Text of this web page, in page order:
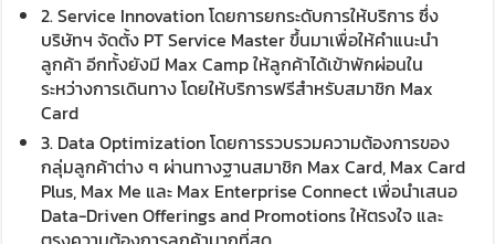
2. Service Innovation โดยการยกระดับการให้บริการ ซึ่ง
บริษัทฯ จัดตั้ง PT Service Master ขึ้นมาเพื่อให้คำแนะนำ
ลูกค้า อีกทั้งยังมี Max Camp ให้ลูกค้าได้เข้าพักผ่อนใน
ระหว่างการเดินทาง โดยให้บริการฟรีสำหรับสมาชิก Max
Card
3. Data Optimization โดยการรวบรวมความต้องการของ
กลุ่มลูกค้าต่าง ๆ ผ่านทางฐานสมาชิก Max Card, Max Card
Plus, Max Me และ Max Enterprise Connect เพื่อนำเสนอ
Data-Driven Offerings and Promotions ให้ตรงใจ และ